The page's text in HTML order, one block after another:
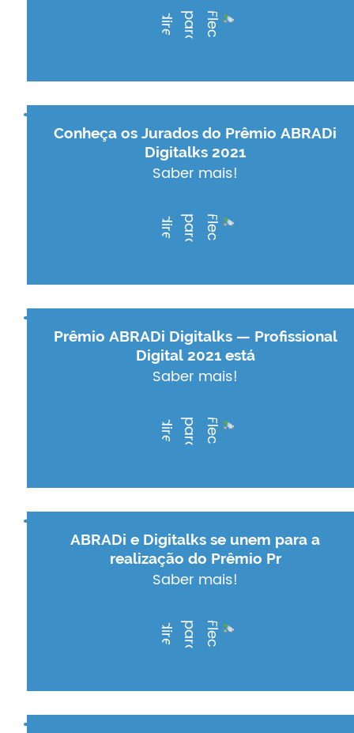
Conheça os Jurados do Prêmio ABRADi
Digitalks 2021
Saber mais!
Prêmio ABRADi Digitalks — Profissional
Digital 2021 está
Saber mais!
ABRADi e Digitalks se unem para a
realização do Prêmio Pr
Saber mais!